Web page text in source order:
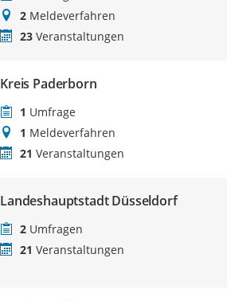
2 Meldeverfahren
23 Veranstaltungen
Kreis Paderborn
1 Umfrage
1 Meldeverfahren
21 Veranstaltungen
Landeshauptstadt Düsseldorf
2 Umfragen
21 Veranstaltungen